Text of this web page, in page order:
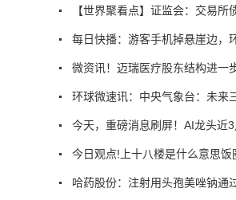
【世界聚看点】证监会：交易所
每日快播：游客手机掉悬崖边，
微资讯！迈瑞医疗股东结构进一
环球微速讯：中央气象台：未来
今天，重磅消息刷屏！AI龙头近
今日观点!上十八楼是什么意思饭
哈药股份：注射用头孢美唑钠通